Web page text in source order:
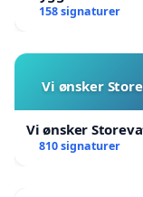
158 signaturer
Vi ønsker
Vi ønsker
810 signaturer